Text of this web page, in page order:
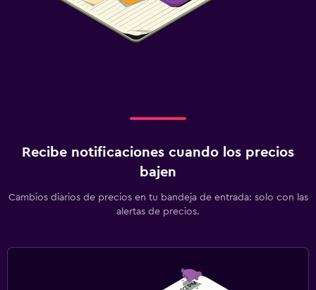
Recibe notificaciones cuando los precios
bajen
Cambios diarios de precios en tu bandeja de entrada: solo con las
alertas de precios.